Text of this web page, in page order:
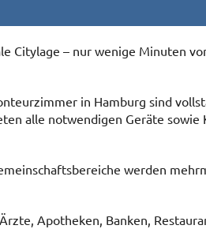
– nur wenige Minuten
in Hamburg sind
alle notwendigen Geräte sowie
werden
Apotheken, Banken,